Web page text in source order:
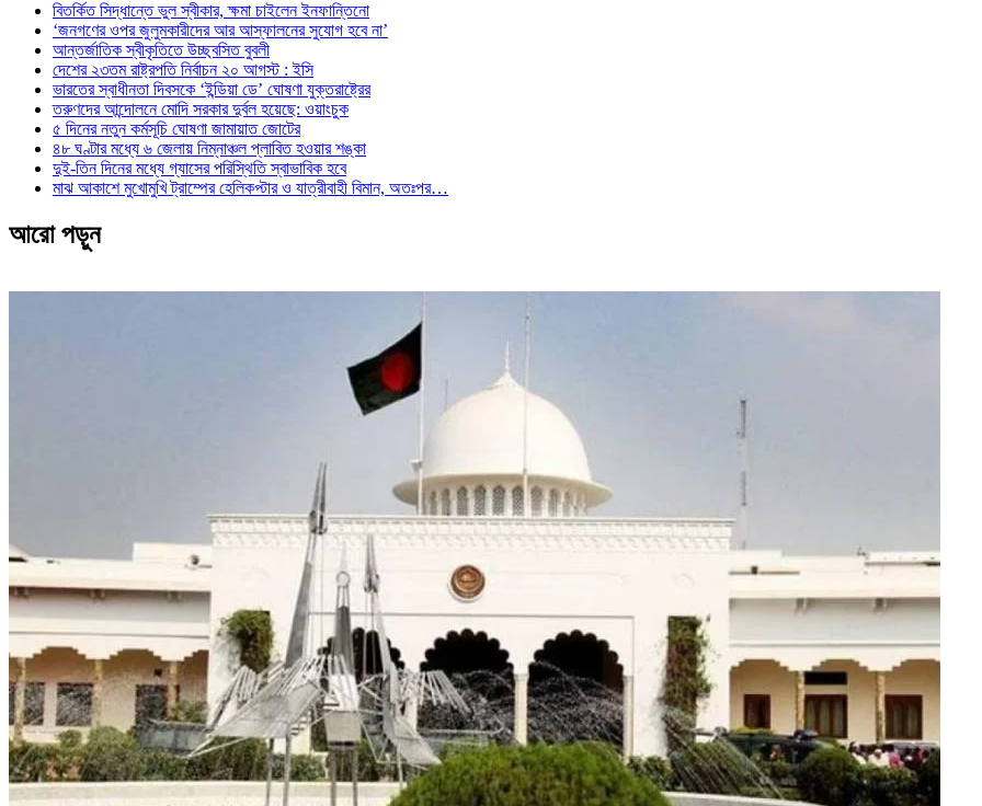
বিতর্কিত সিদ্ধান্তে ভুল স্বীকার, ক্ষমা চাইলেন ইনফান্তিনো
‘জনগণের ওপর জুলুমকারীদের আর আস্ফালনের সুযোগ হবে না’
আন্তর্জাতিক স্বীকৃতিতে উচ্ছ্বসিত বুবলী
দেশের ২৩তম রাষ্ট্রপতি নির্বাচন ২০ আগস্ট : ইসি
ভারতের স্বাধীনতা দিবসকে ‘ইন্ডিয়া ডে’ ঘোষণা যুক্তরাষ্ট্রের
তরুণদের আন্দোলনে মোদি সরকার দুর্বল হয়েছে: ওয়াংচুক
৫ দিনের নতুন কর্মসূচি ঘোষণা জামায়াত জোটের
৪৮ ঘণ্টার মধ্যে ৬ জেলায় নিম্নাঞ্চল প্লাবিত হওয়ার শঙ্কা
দুই-তিন দিনের মধ্যে গ্যাসের পরিস্থিতি স্বাভাবিক হবে
মাঝ আকাশে মুখোমুখি ট্রাম্পের হেলিকপ্টার ও যাত্রীবাহী বিমান, অতঃপর…
আরো পড়ুন